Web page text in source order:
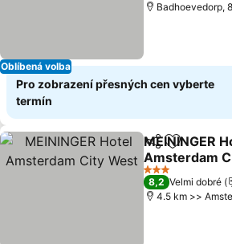
Oblíbená volba
Badhoevedorp,
Pro zobrazení přesných cen vyberte
termín
SdíletPřidat na
MEININGER
Amsterdam
3 Počet hvězdiček
8,2 Velmi dobré
4.5 km >>